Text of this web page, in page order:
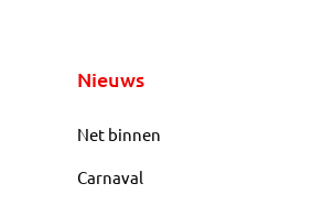
Nieuws
Net binnen
Carnaval